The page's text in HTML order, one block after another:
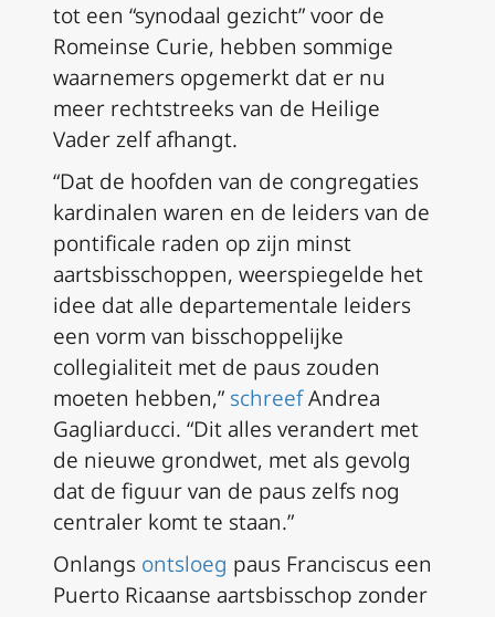
tot een “synodaal gezicht” voor de
Romeinse Curie, hebben sommige
waarnemers opgemerkt dat er nu
meer rechtstreeks van de Heilige
Vader zelf afhangt.
“Dat de hoofden van de congregaties
kardinalen waren en de leiders van de
pontificale raden op zijn minst
aartsbisschoppen, weerspiegelde het
idee dat alle departementale leiders
een vorm van bisschoppelijke
collegialiteit met de paus zouden
moeten hebben,” schreefAndrea
Gagliarducci. “Dit alles verandert met
de nieuwe grondwet, met als gevolg
dat de figuur van de paus zelfs nog
centraler komt te staan.”
Onlangs ontsloeg paus Franciscus een
Puerto Ricaanse aartsbisschop zonder